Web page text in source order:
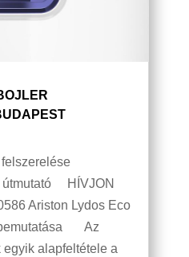
útmutató HÍVJON
Ariston Lydos Eco
bemutatása Az
alapfeltétele a